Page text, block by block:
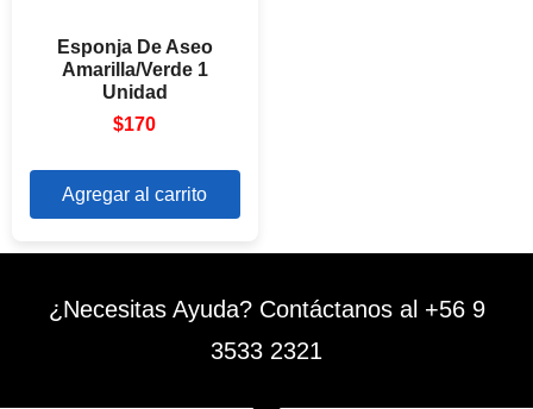
Esponja De Aseo
Amarilla/Verde 1
Unidad
$170
Agregar al carrito
¿Necesitas Ayuda? Contáctanos al +56 9
3533 2321